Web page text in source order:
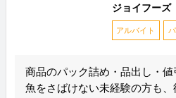
ジョイフー
アルバイト
商品のパック詰め・品出し・値
魚をさばけない未経験の方も